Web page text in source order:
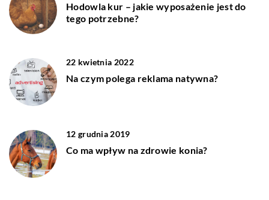
Hodowla kur – jakie wyposażenie jest do
tego potrzebne?
22 kwietnia 2022
Na czym polega reklama natywna?
12 grudnia 2019
Co ma wpływ na zdrowie konia?